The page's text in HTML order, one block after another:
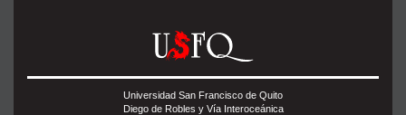
Universidad San Francisco de Quito
Diego de Robles y Vía Interoceánica